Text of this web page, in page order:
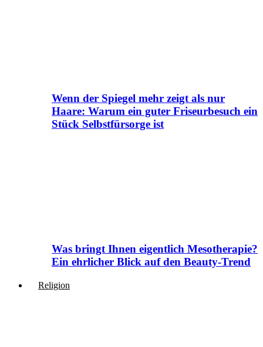
Wenn der Spiegel mehr zeigt als nur
Haare: Warum ein guter Friseurbesuch ein
Stück Selbstfürsorge ist
Was bringt Ihnen eigentlich Mesotherapie?
Ein ehrlicher Blick auf den Beauty-Trend
Religion